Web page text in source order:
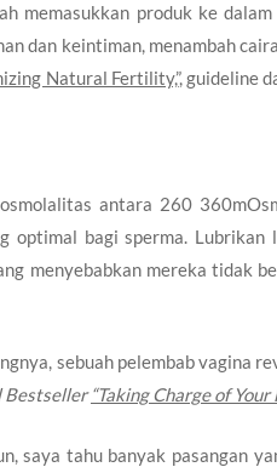
memasukkan produk ke
dan keintiman, menambah
Natural Fertility,”, guideline
antara 260
optimal bagi sperma.
menyebabkan mereka tidak
sebuah pelembab vagina
Bestseller“Taking Charge of
saya tahu banyak pasangan